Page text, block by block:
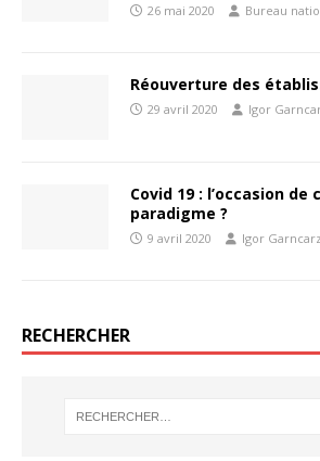
26 mai 2020 Bureau
Réouverture des
29 avril 2020 Igor
Covid 19 : l’occasion de
paradigme ?
9 avril 2020 Igor
RECHERCHER